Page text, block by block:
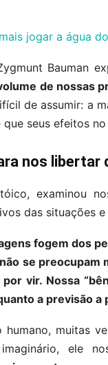
jogar a água
Bauman
de nossas
de assumir: a
seus efeitos
nos libertar
examinou
das situações
fogem dos
se
vir. Nossa
a previsão
muitas
ele